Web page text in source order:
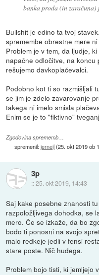
banka proda (in zaračuna)
Bullshit je edino ta tvoj
spremembe obrestne mere
Problem je v tem, da ljudje,
napačne odločitve, na
rešujemo davkoplačevalci.
Podobno kot ti so razmišljali
se jim je zdelo zavarovanje
takega ni imelo smisla
Enim se je to "fiktivno"
Zgodovina sprememb…
spremenil:jernejl(25. okt 2019 ob
3p
::25. okt 2019, 14:43
Saj kake posebne znanosti
razpoložljivega dohodka, se
mero. Če se izkaže, da bo
bodo ti ponosni na svojo
malo redkeje jedli v fensi
stare poste. Nič hudega.
Problem bojo tisti, ki jemljejo